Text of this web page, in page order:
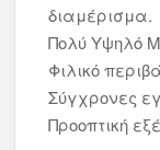
διαμέρισμα.
Πολύ Υψηλό
Φιλικό
Σύγχρονες
Προοπτική